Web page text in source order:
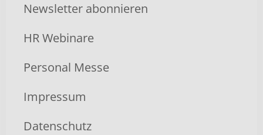
Newsletter abonnieren
HR Webinare
Personal Messe
Impressum
Datenschutz